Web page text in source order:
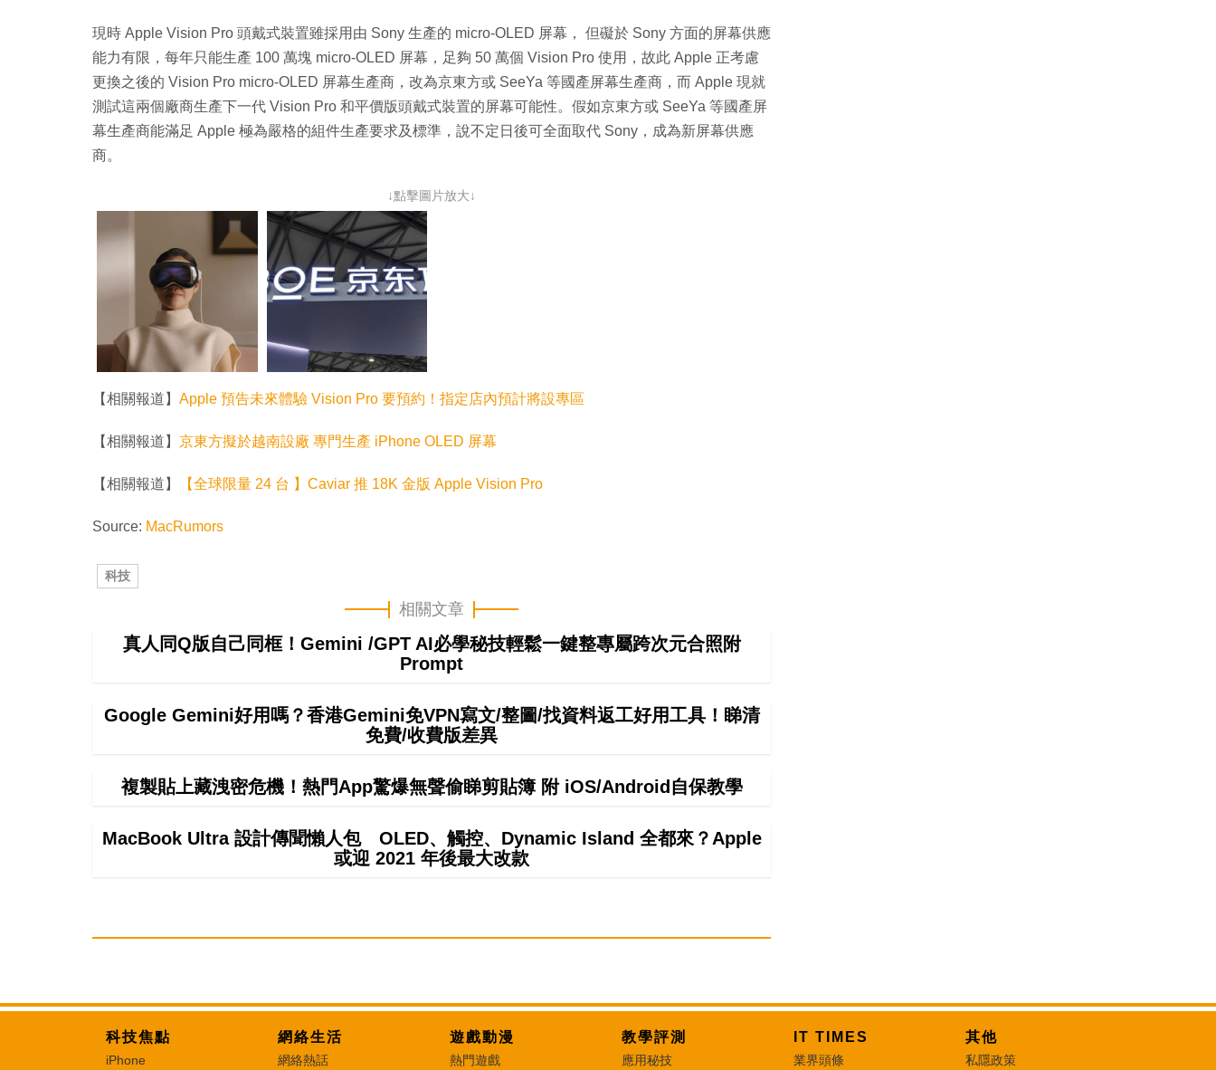
2
%
間
現時 Apple Vision Pro 頭戴式裝置雖採用由 Sony 生產的 micro-OLED 屏幕， 但礙於 Sony 方面的屏幕供應
能力有限，每年只能生產 100 萬塊 micro-OLED 屏幕，足夠 50 萬個 Vision Pro 使用，故此 Apple 正考慮
更換之後的 Vision Pro micro-OLED 屏幕生產商，改為京東方或 SeeYa 等國產屏幕生產商，而 Apple 現就
測試這兩個廠商生產下一代 Vision Pro 和平價版頭戴式裝置的屏幕可能性。假如京東方或 SeeYa 等國產屏
幕生產商能滿足 Apple 極為嚴格的組件生產要求及標準，說不定日後可全面取代 Sony，成為新屏幕供應
商。
↓點擊圖片放大↓
【相關報道】 Apple 預告未來體驗 Vision Pro 要預約！指定店內預計將設專區
【相關報道】 京東方擬於越南設廠 專門生產 iPhone OLED 屏幕
【相關報道】 【全球限量 24 台 】Caviar 推 18K 金版 Apple Vision Pro
Source: MacRumors
科技
相關文章
真人同Q版自己同框！Gemini /GPT AI必學秘技輕鬆一鍵整專屬跨次元合照附
Prompt
Google Gemini好用嗎？香港Gemini免VPN寫文/整圖/找資料返工好用工具！睇清
免費/收費版差異
複製貼上藏洩密危機！熱門App驚爆無聲偷睇剪貼簿 附 iOS/Android自保教學
MacBook Ultra 設計傳聞懶人包 OLED、觸控、Dynamic Island 全都來？Apple
或迎 2021 年後最大改款
科技焦點
iPhone
網絡生活
網絡熱話
遊戲動漫
熱門遊戲
教學評測
應用秘技
IT TIMES
業界頭條
其他
私隱政策